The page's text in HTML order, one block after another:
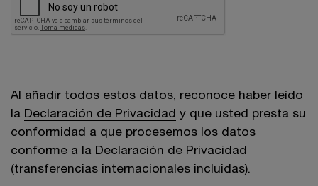
Al añadir todos estos datos, reconoce haber leído
la Declaración de Privacidad y que usted presta su
conformidad a que procesemos los datos
conforme a la Declaración de Privacidad
(transferencias internacionales incluidas).